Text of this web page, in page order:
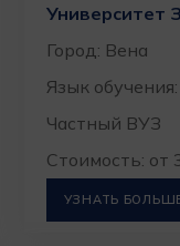
Университет
Город: Вена
Язык
Частный ВУЗ
Стоимость: от
УЗНАТЬ